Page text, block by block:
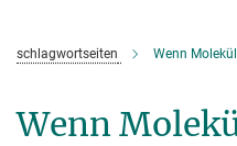
schlagwortseiten Wenn
Wenn